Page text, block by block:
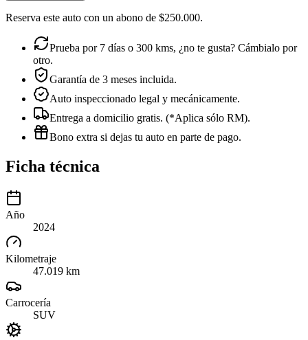
Reserva este auto con un abono de $250.000.
Prueba por 7 días o 300 kms, ¿no te gusta? Cámbialo por
otro.
Garantía de 3 meses incluida.
Auto inspeccionado legal y mecánicamente.
Entrega a domicilio gratis. (*Aplica sólo RM).
Bono extra si dejas tu auto en parte de pago.
Ficha técnica
Año
2024
Kilometraje
47.019 km
Carrocería
SUV